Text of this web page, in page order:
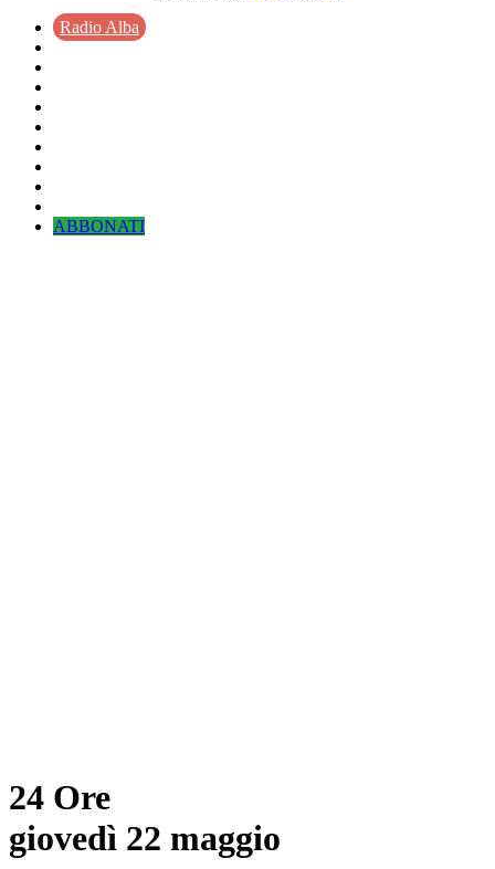
Radio Alba
ABBONATI
24 Ore
giovedì 22 maggio